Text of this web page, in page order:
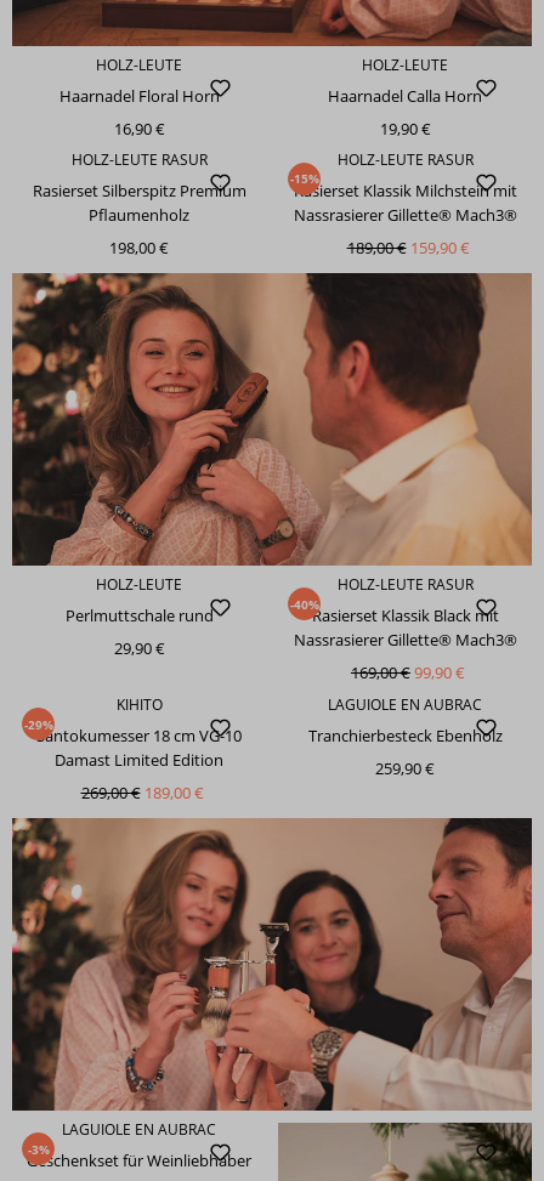
HOLZ-LEUTE
Haarnadel Floral Horn
16,90 €
HOLZ-LEUTE
Haarnadel Calla Horn
19,90 €
HOLZ-LEUTE RASUR
Rasierset Silberspitz Premium
Pflaumenholz
198,00 €
-15%
HOLZ-LEUTE RASUR
Rasierset Klassik Milchstein mit
Nassrasierer Gillette® Mach3®
189,00 € 159,90 €
HOLZ-LEUTE
Perlmuttschale rund
29,90 €
-40%
HOLZ-LEUTE RASUR
Rasierset Klassik Black mit
Nassrasierer Gillette® Mach3®
169,00 €99,90 €
-29%
KIHITO
Santokumesser 18 cm VG-10
Damast Limited Edition
269,00 € 189,00 €
LAGUIOLE EN AUBRAC
Tranchierbesteck Ebenholz
259,90 €
-3%
LAGUIOLE EN AUBRAC
Geschenkset für Weinliebhaber